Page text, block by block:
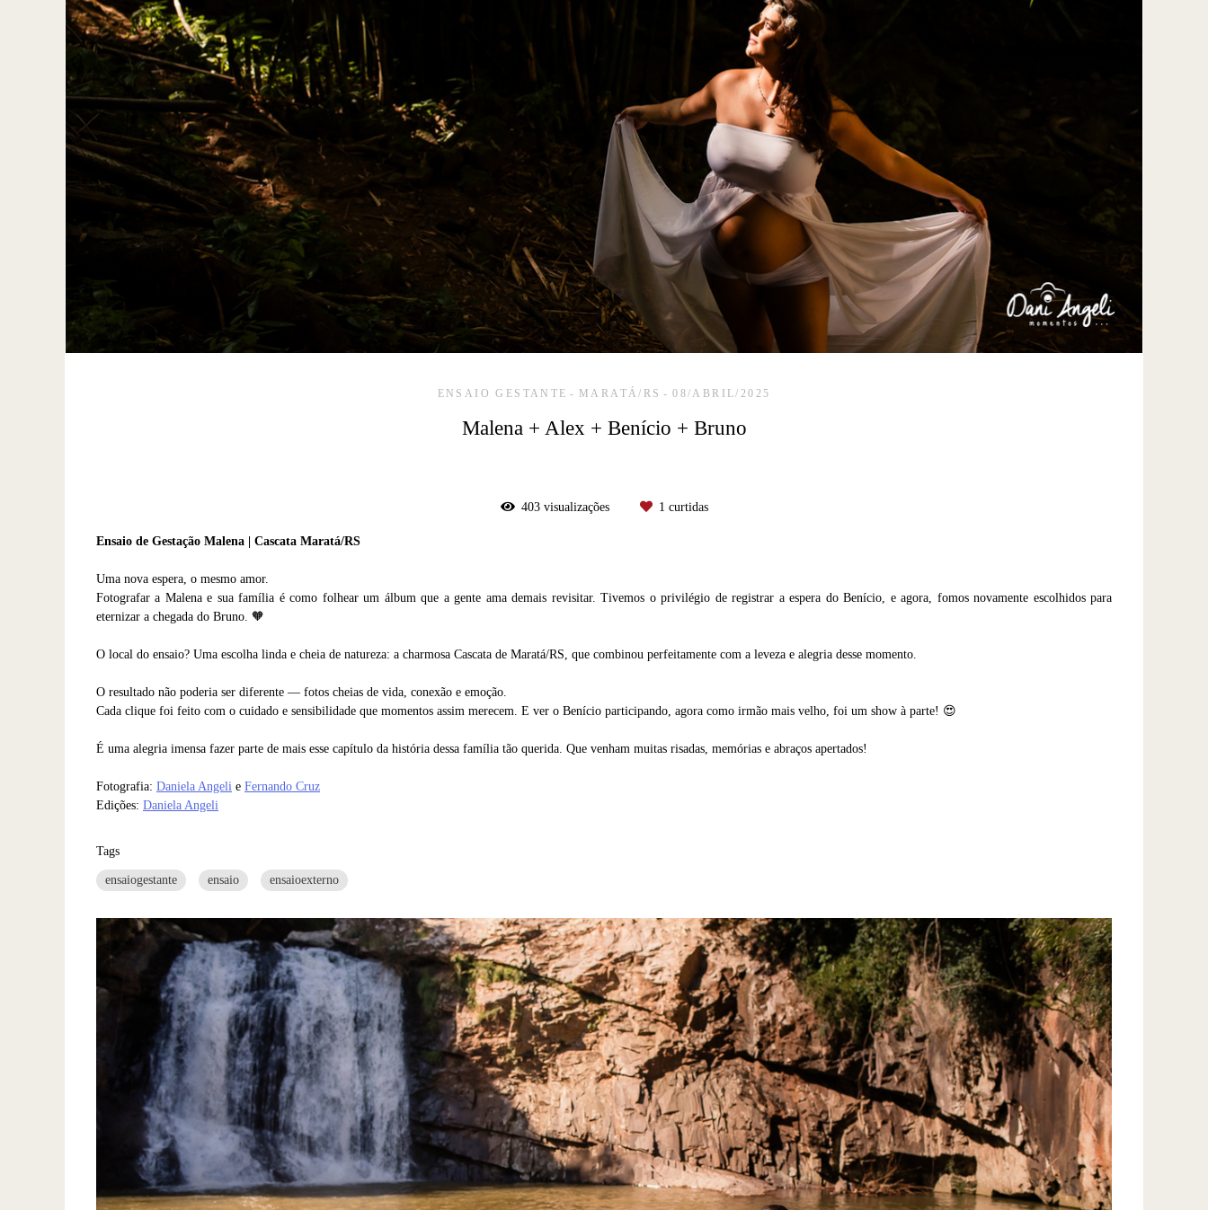
ENSAIO GESTANTE MARATÁ/RS 08/ABRIL/2025
Malena + Alex + Benício + Bruno
403visualizações 1 curtidas
Ensaio de Gestação Malena | Cascata Maratá/RS
Uma nova espera, o mesmo amor.
Fotografar a Malena e sua família é como folhear um álbum que a gente ama demais revisitar. Tivemos o privilégio de registrar a espera do Benício, e agora, fomos novamente escolhidos para
eternizar a chegada do Bruno. 🧡
O local do ensaio? Uma escolha linda e cheia de natureza: a charmosa Cascata de Maratá/RS, que combinou perfeitamente com a leveza e alegria desse momento.
O resultado não poderia ser diferente — fotos cheias de vida, conexão e emoção.
Cada clique foi feito com o cuidado e sensibilidade que momentos assim merecem. E ver o Benício participando, agora como irmão mais velho, foi um show à parte! 😍
É uma alegria imensa fazer parte de mais esse capítulo da história dessa família tão querida. Que venham muitas risadas, memórias e abraços apertados!
Fotografia: Daniela Angeli e Fernando Cruz
Edições: Daniela Angeli
Tags
ensaiogestante ensaio ensaioexterno